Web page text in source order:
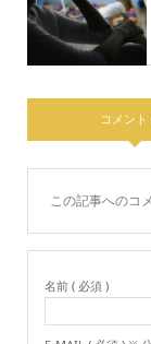
コメント
この記事へのコ
名前 ( 必須 )